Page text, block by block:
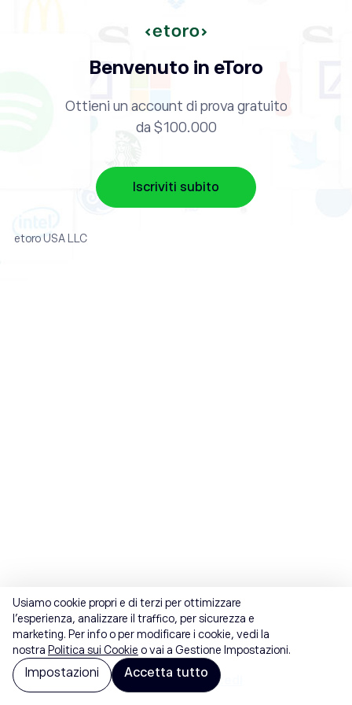
Benvenuto in eToro
Ottieni un account di prova gratuito
da $100.000
Iscriviti subito
etoro USA LLC
Già registrato?Accedi
Usiamo cookie propri e di terzi per ottimizzare
l'esperienza, analizzare il traffico, per sicurezza e
marketing. Per info o per modificare i cookie, vedi la
nostra Politica sui Cookie o vai a Gestione Impostazioni.
Impostazioni Accetta tutto